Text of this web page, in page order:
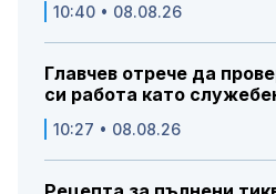
10:40 • 08.08.26
Главчев отрече да
си работа като
10:27 • 08.08.26